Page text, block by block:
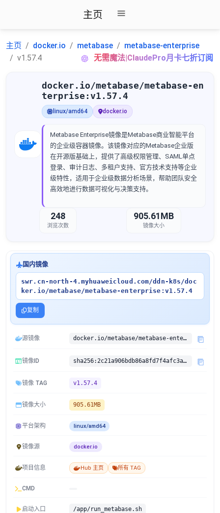
主页
主页 docker.io metabase
metabase-enterprise
v1.57.4
无需魔法|ClaudePro月卡七折订阅
docker.io/metabase/metabase-en
terprise:v1.57.4
linux/amd64 docker.io
Metabase Enterprise镜像是Metabase商业智能平台
的企业级容器镜像。该镜像对应的Metabase企业版
在开源版基础上，提供了高级权限管理、SAML单点
登录、审计日志、多租户支持、官方技术支持等企业
级特性，适用于企业级数据分析场景，帮助团队安全
高效地进行数据可视化与决策支持。
248
浏览次数
905.61MB
镜像大小
国内镜像
swr.cn-north-4.myhuaweicloud.com/ddn-k8s/doc
ker.io/metabase/metabase-enterprise:v1.57.4
复制
源镜像 docker.io/metabase/metabase-enterprise:v1.57.4
镜像ID sha256:2c21a906bdb86a8fd7f4afc3ad985afabb6b4e14dbd06a2b9d9a7070e8ded57c
镜像 TAG v1.57.4
镜像大小 905.61MB
平台架构 linux/amd64
镜像源 docker.io
项目信息 Hub 主页 所有 TAG
CMD
启动入口 /app/run_metabase.sh